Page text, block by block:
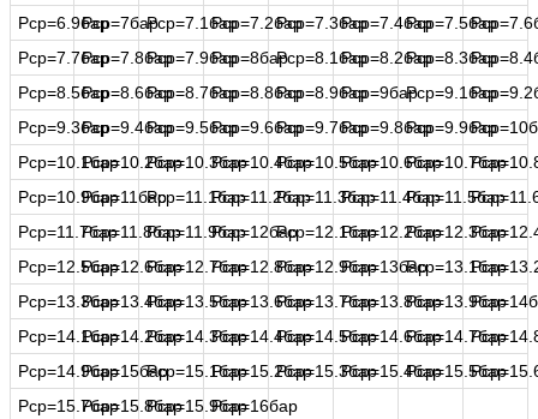
Рср=6.9барРср=7барРср=7.1барРср=7.2барРср=7.3барРср=7.4барРср=7.5бар
Рср=7.7барРср=7.8барРср=7.9барРср=8барРср=8.1барРср=8.2барРср=8.3бар
Рср=8.5барРср=8.6барРср=8.7барРср=8.8барРср=8.9барРср=9барРср=9.1бар
Рср=9.3барРср=9.4барРср=9.5барРср=9.6барРср=9.7барРср=9.8барРср=9.9бар
Рср=10.1барРср=10.2барРср=10.3барРср=10.4барРср=10.5барРср=10.6барРср=10.7бар
Рср=10.9барРср=11барРср=11.1барРср=11.2барРср=11.3барРср=11.4барРср=11.5бар
Рср=11.7барРср=11.8барРср=11.9барРср=12барРср=12.1барРср=12.2барРср=12.3бар
Рср=12.5барРср=12.6барРср=12.7барРср=12.8барРср=12.9барРср=13барРср=13.1бар
Рср=13.3барРср=13.4барРср=13.5барРср=13.6барРср=13.7барРср=13.8барРср=13.9бар
Рср=14.1барРср=14.2барРср=14.3барРср=14.4барРср=14.5барРср=14.6барРср=14.7бар
Рср=14.9барРср=15барРср=15.1барРср=15.2барРср=15.3барРср=15.4барРср=15.5бар
Рср=15.7барРср=15.8барРср=15.9барРср=16бар